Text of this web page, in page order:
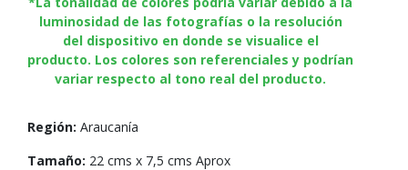
luminosidad de las fotografías o la resolución
del dispositivo en donde se visualice el
producto. Los colores son referenciales y podrían
variar respecto al tono real del producto.
Región: Araucanía
Tamaño: 22 cms x 7,5 cms Aprox